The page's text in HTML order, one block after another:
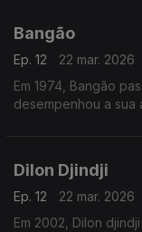
Bangão
Ep. 12
22 mar. 2026
Em 1974, Bangão
desempenhou a sua
Dilon Djindji
Ep. 12
22 mar. 2026
Em 2002, Dilon